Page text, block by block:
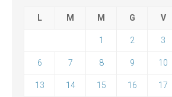
L M M G V
1 2 3
6 7 8 9 10
13 14 15 16 17